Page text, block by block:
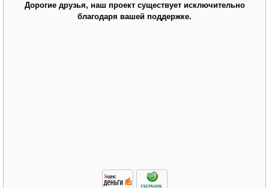
Дорогие друзья, наш проект существует исключительно
благодаря вашей поддержке.